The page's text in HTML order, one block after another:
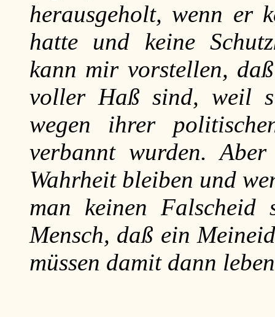
herausgeholt, wenn er
hatte und keine
kann mir vorstellen,
voller Haß sind, weil
wegen ihrer
verbannt wurden.
Wahrheit bleiben und
man keinen Falscheid
Mensch, daß ein
müssen damit dann